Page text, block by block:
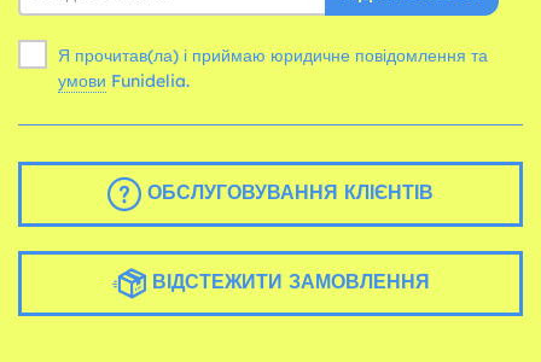
Я прочитав(ла) і приймаю юридичне повідомлення та
умови Funidelia.
ОБСЛУГОВУВАННЯ КЛІЄНТІВ
ВІДСТЕЖИТИ ЗАМОВЛЕННЯ